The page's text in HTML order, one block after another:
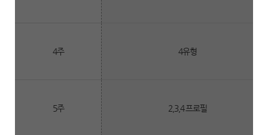
4주 4유형
5주 2,3,4 프로필